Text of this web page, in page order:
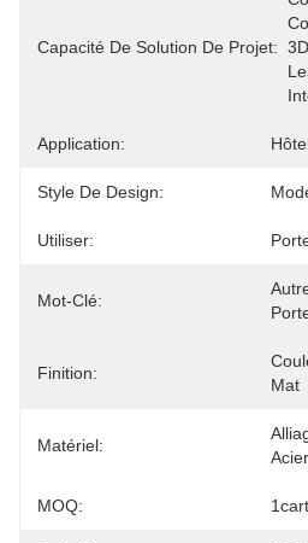
Capacité De Solution De Projet:
Application:
Style De Design:
Utiliser:
Mot-Clé:
Finition:
Mat
Matériel:
MOQ: